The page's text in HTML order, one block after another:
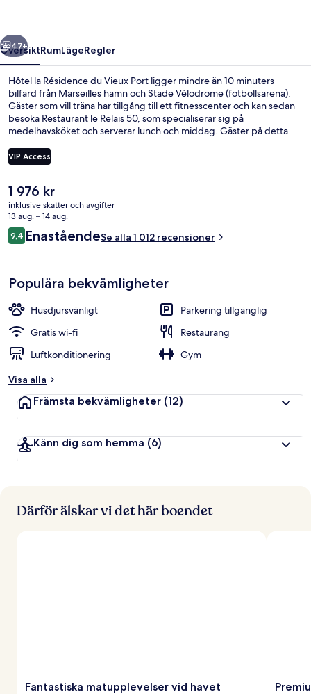
Nästa
47+
ÖversiktRumLägeRegler
Hôtel la Résidence du Vieux Port ligger mindre än 10 minuters
bilfärd från Marseilles hamn och Stade Vélodrome (fotbollsarena).
Gäster som vill träna har tillgång till ett fitnesscenter och kan sedan
besöka Restaurant le Relais 50, som specialiserar sig på
medelhavsköket och serverar lunch och middag. Gäster på detta
terrass. Resenärer brukar tala mycket väl om den hjälpsamma
personalen och läget. Boendet ligger bara en kort promenad från
gå och till Colbert metrostation är det 7 minuter.
VIP Access
Det
nuvarande
priset
är
1 976 kr
1 976 kr
inklusive skatter och avgifter
13 aug. – 14 aug.
Recensioner
9,49,4 av 10,
EnaståendeSe alla 1 012 recensioner
Populära bekvämligheter
Husdjursvänligt
Parkering tillgänglig
Gratis wi-fi
Restaurang
Luftkonditionering
Gym
Visa alla
Främsta bekvämligheter (12)
Känn dig som hemma (6)
Därför älskar vi det här boendet
Fantastiska matupplevelser vid havet